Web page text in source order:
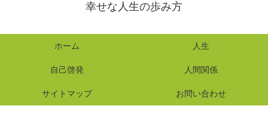
幸せな人生の歩み方
ホーム 人生
自己啓発 人間関係
サイトマップ お問い合わせ